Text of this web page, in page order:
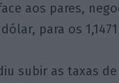
aos pares,
para os
subir as taxas